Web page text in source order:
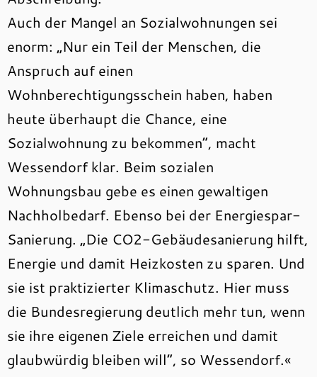
Auch der Mangel an Sozialwohnungen sei
enorm: „Nur ein Teil der Menschen, die
Anspruch auf einen
Wohnberechtigungsschein haben, haben
heute überhaupt die Chance, eine
Sozialwohnung zu bekommen“, macht
Wessendorf klar. Beim sozialen
Wohnungsbau gebe es einen gewaltigen
Nachholbedarf. Ebenso bei der Energiespar-
Sanierung. „Die CO2-Gebäudesanierung hilft,
Energie und damit Heizkosten zu sparen. Und
sie ist praktizierter Klimaschutz. Hier muss
die Bundesregierung deutlich mehr tun, wenn
sie ihre eigenen Ziele erreichen und damit
glaubwürdig bleiben will“, so Wessendorf.«